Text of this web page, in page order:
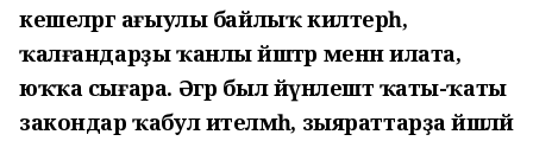
кешеләргә ағыулы байлыҡ килтерһә,
ҡалғандарҙы ҡанлы йәштәр менән илата,
юҡҡа сығара. Әгәр был йүнәлештә ҡаты-ҡаты
закондар ҡабул ителмәһә, зыяраттарҙа йәшләй